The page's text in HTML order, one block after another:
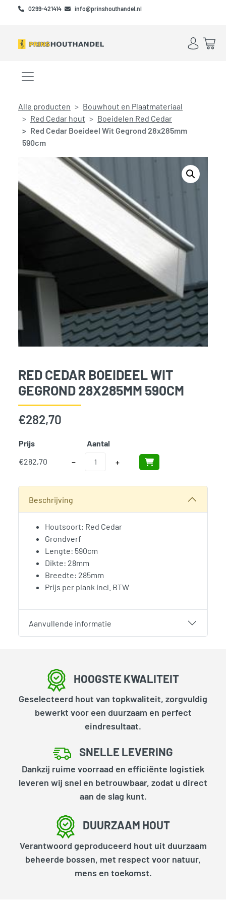
Skip to main content
Skip to footer
0299-421414 info@prinshouthandel.nl
Account
Menu openen/sluiten
Alle producten
Bouwhout en Plaatmateriaal
Red Cedar hout
Boeidelen Red Cedar
Red Cedar Boeideel Wit Gegrond 28x285mm
590cm
RED CEDAR BOEIDEEL WIT
GEGROND 28X285MM 590CM
€282,70
Prijs Aantal
€282,70 −
Red Cedar Boeideel Wit Gegrond 28x285mm
+
Beschrijving
Houtsoort: Red Cedar
Grondverf
Lengte: 590cm
Dikte: 28mm
Breedte: 285mm
Prijs per plank incl. BTW
Aanvullende informatie
HOOGSTE KWALITEIT
Geselecteerd hout van topkwaliteit, zorgvuldig
bewerkt voor een duurzaam en perfect
eindresultaat.
SNELLE LEVERING
Dankzij ruime voorraad en efficiënte logistiek
leveren wij snel en betrouwbaar, zodat u direct
aan de slag kunt.
DUURZAAM HOUT
Verantwoord geproduceerd hout uit duurzaam
beheerde bossen, met respect voor natuur,
mens en toekomst.